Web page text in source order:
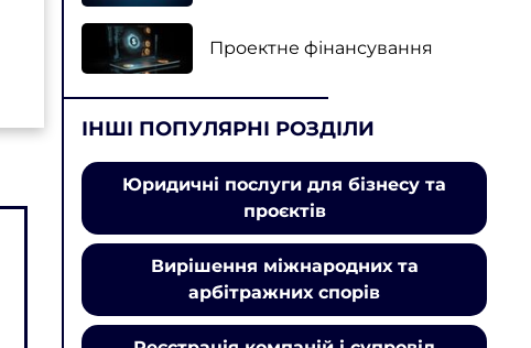
Проектне фінансування
ІНШІ ПОПУЛЯРНІ РОЗДІЛИ
Юридичні послуги для бізнесу та
проєктів
Вирішення міжнародних та
арбітражних спорів